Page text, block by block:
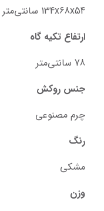
134x68x54 سانتی‌متر
ارتفاع تکیه گاه
78 سانتی‌متر
جنس روکش
چرم مصنوعی
رنگ
مشکی
وزن